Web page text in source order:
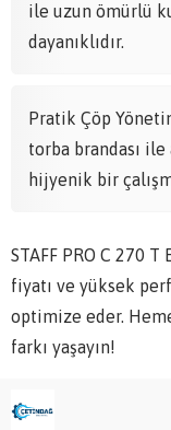
ile uzun ömürlü
dayanıklıdır.
Pratik Çöp
torba brandası
hijyenik bir
STAFF PRO C 270
fiyatı ve yüksek
optimize eder.
farkı yaşayın!